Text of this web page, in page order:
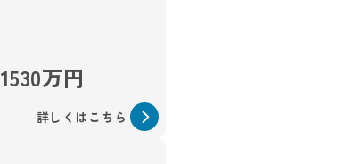
1530万円
詳しくはこちら